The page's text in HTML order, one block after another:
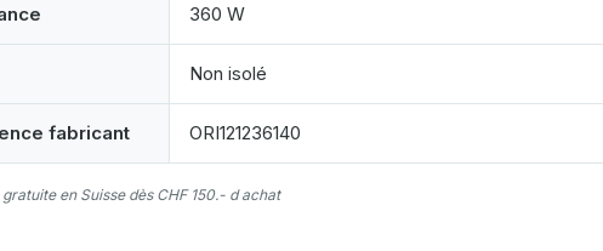
360 W
Non isolé
fabricant ORI121236140
en Suisse dès CHF 150.- d achat